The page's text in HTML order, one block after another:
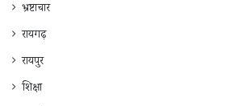
भ्रष्टाचार
रायगढ़
रायपुर
शिक्षा